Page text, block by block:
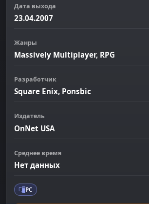
Дата выхода
23.04.2007
Жанры
Massively Multiplayer, RPG
Разработчик
Square Enix, Ponsbic
Издатель
OnNet USA
Среднее время
Нет данных
PC